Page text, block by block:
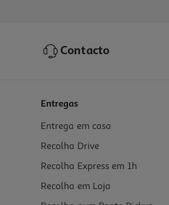
Contacto
Entregas
Entrega em casa
Recolha Drive
Recolha Express em 1h
Recolha em Loja